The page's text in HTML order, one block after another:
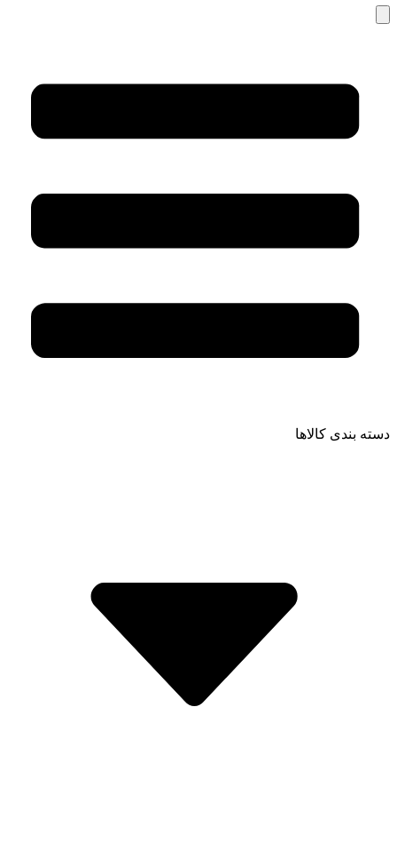
دسته بندی کالاها